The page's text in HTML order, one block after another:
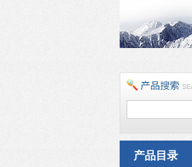
产品目录